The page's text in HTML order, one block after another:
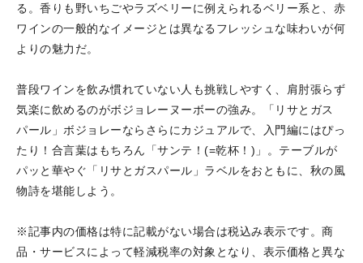
る。香りも野いちごやラズベリーに例えられるベリー系と、赤
ワインの一般的なイメージとは異なるフレッシュな味わいが何
よりの魅力だ。
普段ワインを飲み慣れていない人も挑戦しやすく、肩肘張らず
気楽に飲めるのがボジョレーヌーボーの強み。「リサとガス
パール」ボジョレーならさらにカジュアルで、入門編にはぴっ
たり！合言葉はもちろん「サンテ！(=乾杯！)」。テーブルが
パッと華やぐ「リサとガスパール」ラベルをおともに、秋の風
物詩を堪能しよう。
※記事内の価格は特に記載がない場合は税込み表示です。商
品・サービスによって軽減税率の対象となり、表示価格と異な